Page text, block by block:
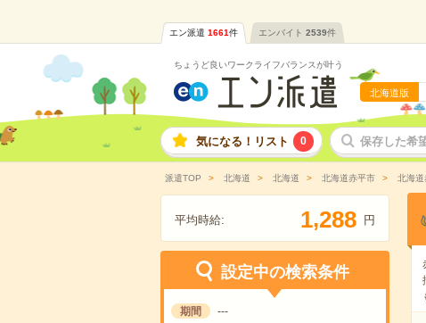
エン派遣 1661件 エンバイト 2539件
ちょうど良いワークライフバランスが叶う
北海道版
気になる！リスト 0 保存した希
派遣TOP 北海道 北海道 北海道赤平市 北海道
平均時給: 1,288 円
設定中の検索条件
期間 ---